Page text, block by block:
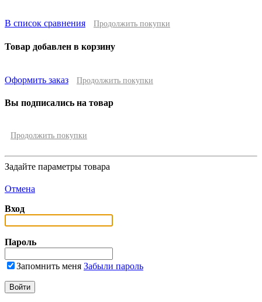
В список сравнения Продолжить покупки
Товар добавлен в корзину
Оформить заказ Продолжить покупки
Вы подписались на товар
Продолжить покупки
Задайте параметры товара
Отмена
Вход
Пароль
Запомнить меня Забыли пароль